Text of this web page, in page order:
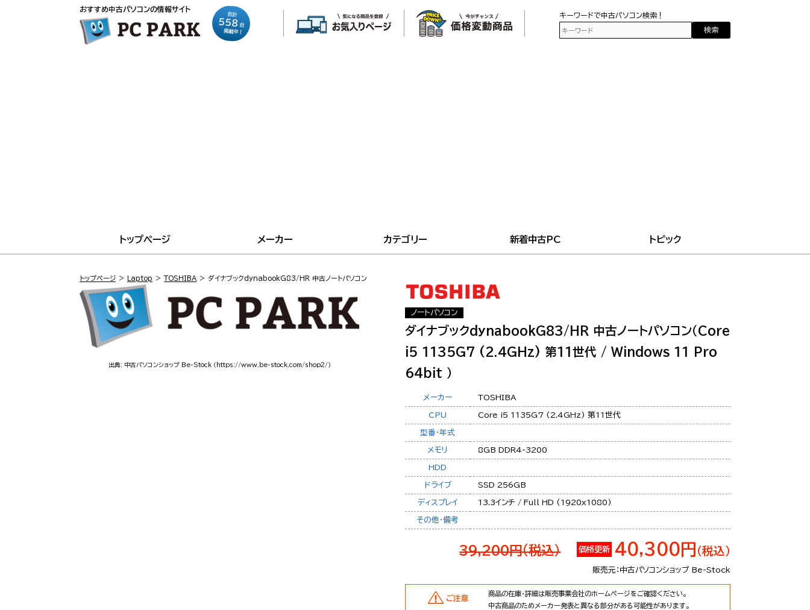
おすすめ中古パソコンの情報サイト
合計
558 台
掲載中！
キーワードで中古パソコン検索！
検索
トップページ メーカー カテゴリー 新着中古PC トピック
トップページ Laptop TOSHIBA ダイナブックdynabookG83/HR 中古ノートパソコン
出典: 中古パソコンショップ Be-Stock （https://www.be-stock.com/shop2/）
ノートパソコン
ダイナブックdynabookG83/HR 中古ノートパソコン（Core
i5 1135G7 (2.4GHz) 第11世代 / Windows 11 Pro
64bit ）
メーカー TOSHIBA
CPU Core i5 1135G7 (2.4GHz) 第11世代
型番・年式
メモリ 8GB DDR4-3200
HDD
ドライブ SSD 256GB
ディスプレイ 13.3インチ / Full HD (1920x1080)
その他・備考
39,200円(税込） 価格更新 40,300円 （税込）
販売元：中古パソコンショップ Be-Stock
ご注意
商品の在庫・詳細は販売事業会社のホームページをご確認ください。
中古商品のためメーカー発表と異なる部分がある可能性があります。